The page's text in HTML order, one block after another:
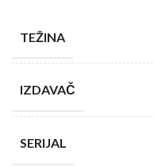
TEŽINA
IZDAVAČ
SERIJAL